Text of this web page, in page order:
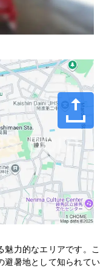
力的なエリアです。こ
避暑地として知られてい